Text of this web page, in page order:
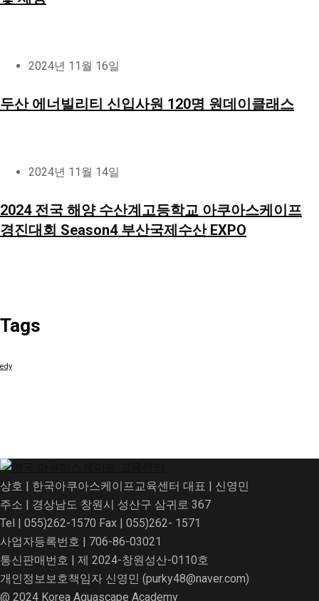
2024년 11월 16일
두산 에너빌리티 신입사원 120명 원데이클래스
2024년 11월 14일
2024 전국 해양 수산계고등학교 아쿠아스케이프
경진대회 Season4 부산국제수산 EXPO
Tags
edy
상호 | 한국아쿠아스케이프교육센터 대표 | 신영민
주소 | 경상남도 창원시 성산구 삼귀로 367
Tel | 055)262-1570 Fax | 055)262- 1571
사업자등록번호 | 706-86-03021
통신판매번호 | 제 2024-창원성산-0110호
개인정보보호책임자 신영민 (purky48@naver.com)
@ 2024 Korea Aquascape Academy